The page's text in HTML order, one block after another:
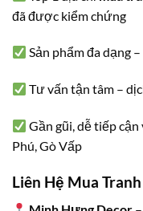
đã được kiểm chứng
Sản phẩm đa dạng
Tư vấn tận tâm –
Gần gũi, dễ tiếp cận
Phú, Gò Vấp
Liên Hệ Mua